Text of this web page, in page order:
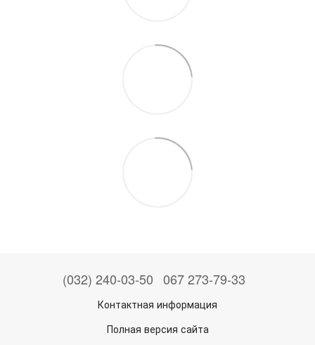
(032) 240-03-50 067 273-79-33
Контактная информация
Полная версия сайта